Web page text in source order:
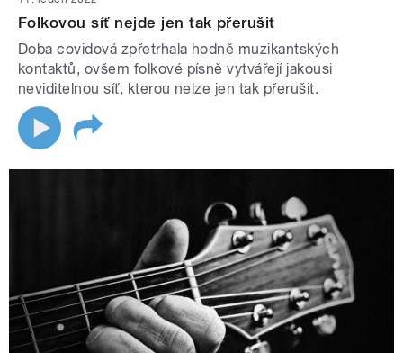
Folkovou síť nejde jen tak přerušit
Doba covidová zpřetrhala hodně muzikantských
kontaktů, ovšem folkové písně vytvářejí jakousi
neviditelnou síť, kterou nelze jen tak přerušit.